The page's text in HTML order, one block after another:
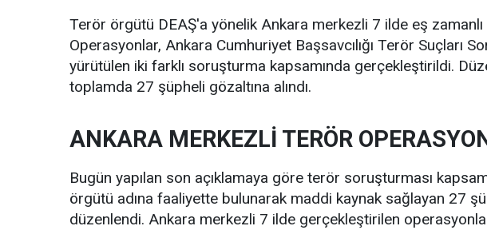
Terör örgütü DEAŞ'a yönelik Ankara merkezli 7 ilde eş
Operasyonlar, Ankara Cumhuriyet Başsavcılığı Terör Suçları
yürütülen iki farklı soruşturma kapsamında gerçekleştirildi.
toplamda 27 şüpheli gözaltına alındı.
ANKARA MERKEZLİ TERÖR
Bugün yapılan son açıklamaya göre terör soruşturması
örgütü adına faaliyette bulunarak maddi kaynak sağlayan 27
düzenlendi. Ankara merkezli 7 ilde gerçekleştirilen